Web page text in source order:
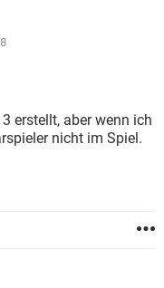
erstellt, aber wenn ich
nicht im Spiel.